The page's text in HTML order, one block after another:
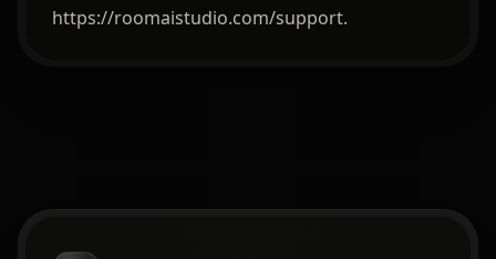
https://roomaistudio.com/support.